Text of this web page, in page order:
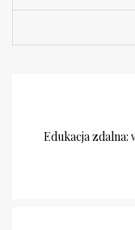
Edukacja zdalna: